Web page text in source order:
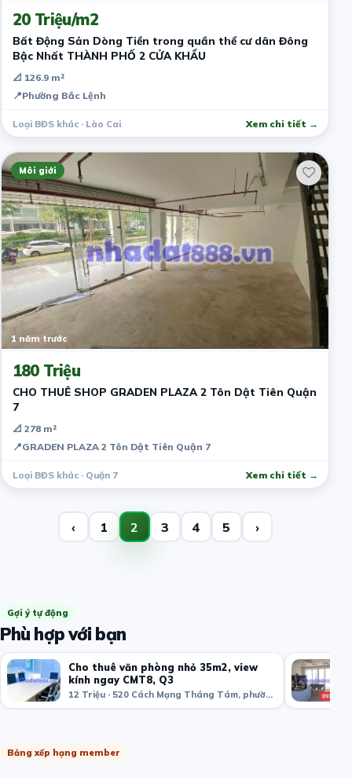
20 Triệu/m2
Bất Động Sản Dòng Tiền trong quần thể cư dân Đông
Bậc Nhất THÀNH PHỐ 2 CỬA KHẨU
📐 126.9 m²
📍Phường Bắc Lệnh
Loại BĐS khác · Lào Cai Xem chi tiết →
Môi giới
1 năm trước
180 Triệu
CHO THUÊ SHOP GRADEN PLAZA 2 Tôn Dật Tiên Quận
7
📐 278 m²
📍GRADEN PLAZA 2 Tôn Dật Tiên Quận 7
Loại BĐS khác · Quận 7 Xem chi tiết →
‹ 1 2 3 4 5 ›
Gợi ý tự động
Phù hợp với bạn
Cho thuê văn phòng nhỏ 35m2, view
kính ngay CMT8, Q3
12 Triệu · 520 Cách Mạng Tháng Tám, phường 11, Quận 3, Thành phố Hồ Chí Minh, Việt Nam
Bảng xếp hạng member